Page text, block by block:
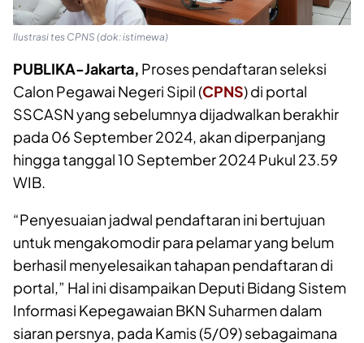
Ilustrasi tes CPNS (dok: istimewa)
PUBLIKA-Jakarta, Proses pendaftaran seleksi
Calon Pegawai Negeri Sipil (CPNS) di portal
SSCASN yang sebelumnya dijadwalkan berakhir
pada 06 September 2024, akan diperpanjang
hingga tanggal 10 September 2024 Pukul 23.59
WIB.
“Penyesuaian jadwal pendaftaran ini bertujuan
untuk mengakomodir para pelamar yang belum
berhasil menyelesaikan tahapan pendaftaran di
portal,” Hal ini disampaikan Deputi Bidang Sistem
Informasi Kepegawaian BKN Suharmen dalam
siaran persnya, pada Kamis (5/09) sebagaimana